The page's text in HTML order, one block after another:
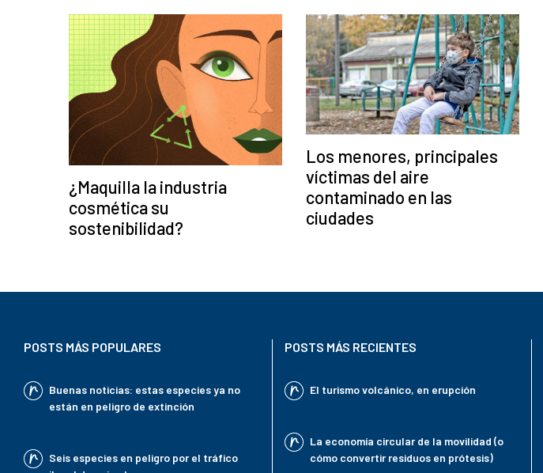
¿Maquilla la industria
cosmética su
sostenibilidad?
Los menores, principales
víctimas del aire
contaminado en las
ciudades
POSTS MÁS POPULARES
Buenas noticias: estas especies ya no
están en peligro de extinción
Seis especies en peligro por el tráfico
POSTS MÁS RECIENTES
El turismo volcánico, en erupción
La economía circular de la movilidad (o
cómo convertir residuos en prótesis)